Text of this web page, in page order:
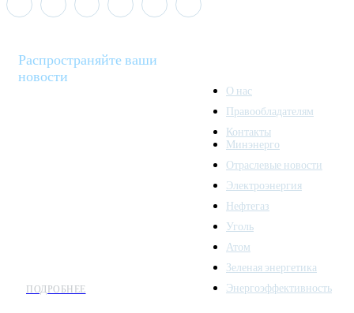
Распространяйте ваши
новости
ПОДРОБНЕЕ
О нас
Правообладателям
Контакты
Минэнерго
Отраслевые новости
Электроэнергия
Нефтегаз
Уголь
Атом
Зеленая энергетика
Энергоэффективность